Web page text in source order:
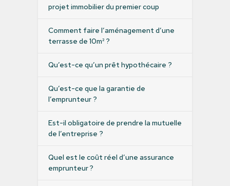
projet immobilier du premier coup
Comment faire l’aménagement d’une
terrasse de 10m² ?
Qu’est-ce qu’un prêt hypothécaire ?
Qu’est-ce que la garantie de
l’emprunteur ?
Est-il obligatoire de prendre la mutuelle
de l’entreprise ?
Quel est le coût réel d’une assurance
emprunteur ?